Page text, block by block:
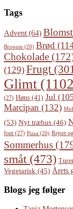
Tags
Advent (64)
Brownie (20) Brød
Chokolade
(129)Frugt
Glimt
(27) Høns (41) Jul
Marcipan (132)
(53) Nyt træhus (46)
four (27) Pizza (20) Rejser
Sommerhus
småt (473)
Vegetarisk (45) Årets
Blogs jeg følger